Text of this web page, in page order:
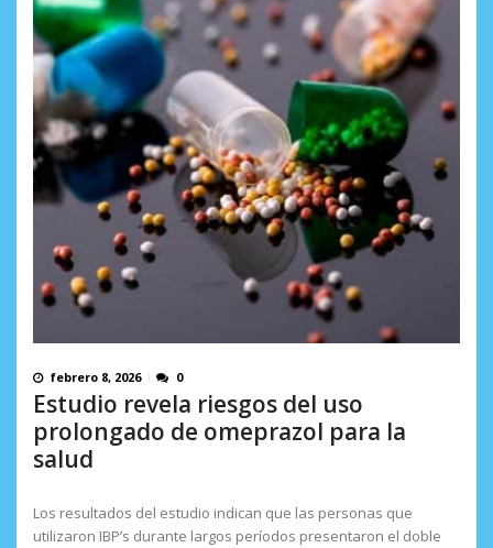
febrero 8, 2026 0
Estudio revela riesgos del uso
prolongado de omeprazol para la
salud
Los resultados del estudio indican que las personas que
utilizaron IBP’s durante largos períodos presentaron el doble